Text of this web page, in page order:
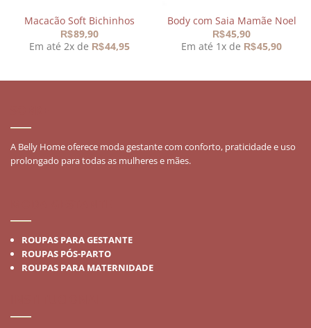
Macacão Soft Bichinhos
R$89,90
Em até 2x de R$44,95
Body com Saia Mamãe Noel
R$45,90
Em até 1x de R$45,90
A Belly Home oferece moda gestante com conforto, praticidade e uso
prolongado para todas as mulheres e mães.
ROUPAS PARA GESTANTE
ROUPAS PÓS-PARTO
ROUPAS PARA MATERNIDADE